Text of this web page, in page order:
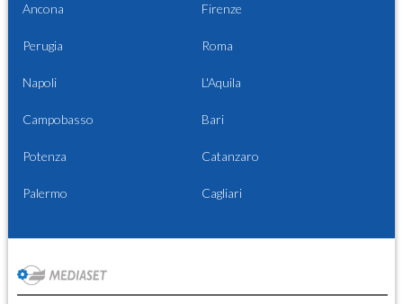
Ancona Firenze
Perugia Roma
Napoli L'Aquila
Campobasso Bari
Potenza Catanzaro
Palermo Cagliari